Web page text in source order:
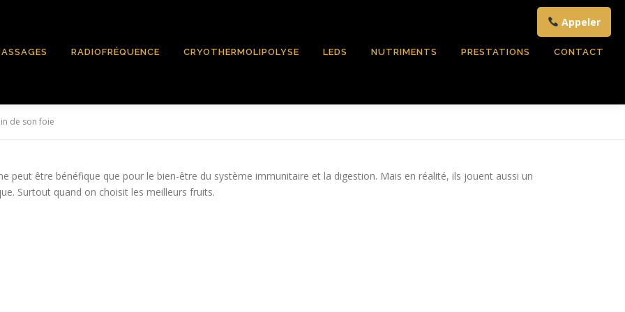
Appeler
RADIOFRÉQUENCE CRYOTHERMOLIPOLYSE LEDS NUTRIMENTS PRESTATIONS CONTACT
de son foie
peut être bénéfique que pour le bien-être du système immunitaire et la digestion. Mais en réalité, ils jouent aussi un
Surtout quand on choisit les meilleurs fruits.